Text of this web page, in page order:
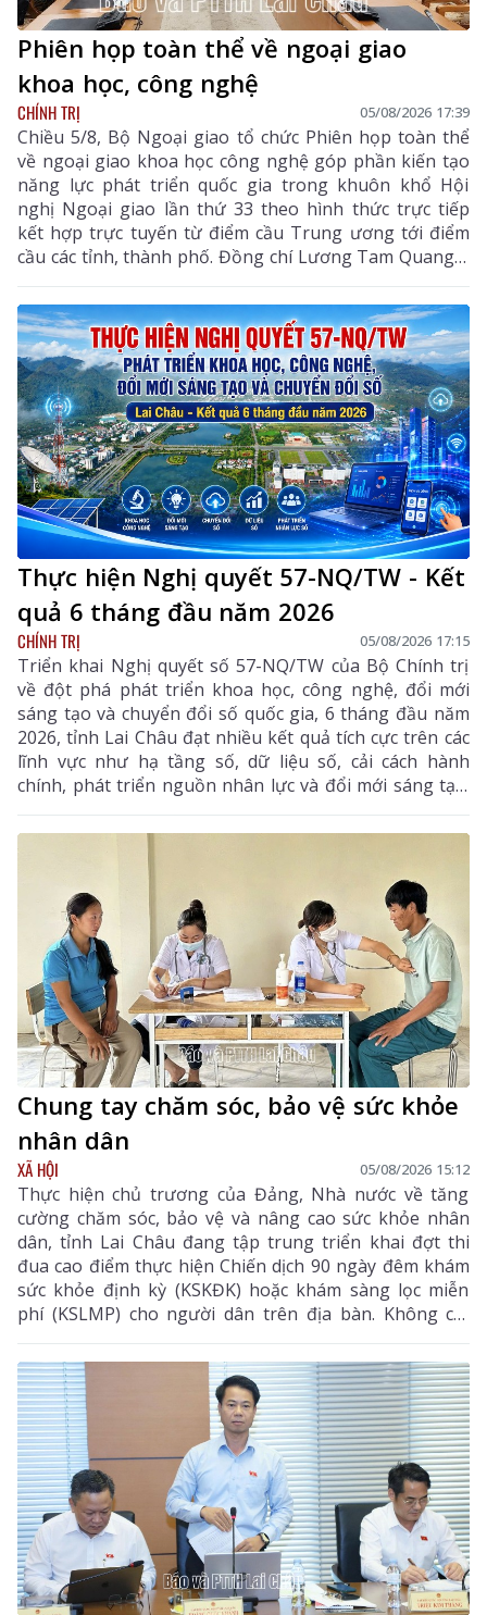
Phiên họp toàn thể về ngoại giao
khoa học, công nghệ
CHÍNH TRỊ 05/08/2026 17:39
Chiều 5/8, Bộ Ngoại giao tổ chức Phiên họp toàn thể
về ngoại giao khoa học công nghệ góp phần kiến tạo
năng lực phát triển quốc gia trong khuôn khổ Hội
nghị Ngoại giao lần thứ 33 theo hình thức trực tiếp
kết hợp trực tuyến từ điểm cầu Trung ương tới điểm
cầu các tỉnh, thành phố. Đồng chí Lương Tam Quang –
Uỷ viên Bộ Chính trị, Bộ trưởng Bộ Công an, Phó
Trưởng ban Thường trực Ban Chỉ đạo Trung ương
thực hiện Nghị quyết số 57-NQ/TW của Bộ Chính trị
dự và chỉ đạo phiên họp. Dự phiên họp còn có đồng
chí Lê Hoài Trung - Ủy viên Bộ Chính trị, Bí thư Đảng
ủy, Bộ trưởng Bộ Ngoại giao; đại diện lãnh đạo các
ban, bộ, ngành Trung ương.
Thực hiện Nghị quyết 57-NQ/TW - Kết
quả 6 tháng đầu năm 2026
CHÍNH TRỊ 05/08/2026 17:15
Triển khai Nghị quyết số 57-NQ/TW của Bộ Chính trị
về đột phá phát triển khoa học, công nghệ, đổi mới
sáng tạo và chuyển đổi số quốc gia, 6 tháng đầu năm
2026, tỉnh Lai Châu đạt nhiều kết quả tích cực trên các
lĩnh vực như hạ tầng số, dữ liệu số, cải cách hành
chính, phát triển nguồn nhân lực và đổi mới sáng tạo.
Trong 6 tháng cuối năm, tỉnh tiếp tục tập trung thực
hiện các nhiệm vụ trọng tâm, tạo chuyển biến mạnh
mẽ trong phát triển khoa học, công nghệ, đổi mới
sáng tạo và chuyển đổi số.
Chung tay chăm sóc, bảo vệ sức khỏe
nhân dân
XÃ HỘI 05/08/2026 15:12
Thực hiện chủ trương của Đảng, Nhà nước về tăng
cường chăm sóc, bảo vệ và nâng cao sức khỏe nhân
dân, tỉnh Lai Châu đang tập trung triển khai đợt thi
đua cao điểm thực hiện Chiến dịch 90 ngày đêm khám
sức khỏe định kỳ (KSKĐK) hoặc khám sàng lọc miễn
phí (KSLMP) cho người dân trên địa bàn. Không chỉ
góp phần phát hiện sớm bệnh tật, nâng cao chất
lượng chăm sóc sức khỏe (CSSK) ban đầu, chương
trình còn lan tỏa tinh thần trách nhiệm, y đức và sự
tận tâm của đội ngũ cán bộ y tế, hướng tới mục tiêu
mọi người dân đều được tiếp cận dịch vụ y tế công
bằng, chất lượng và nhân văn.